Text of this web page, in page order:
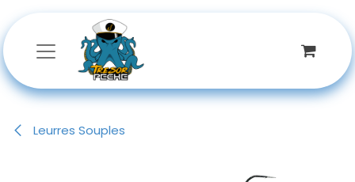
Leurres Souples